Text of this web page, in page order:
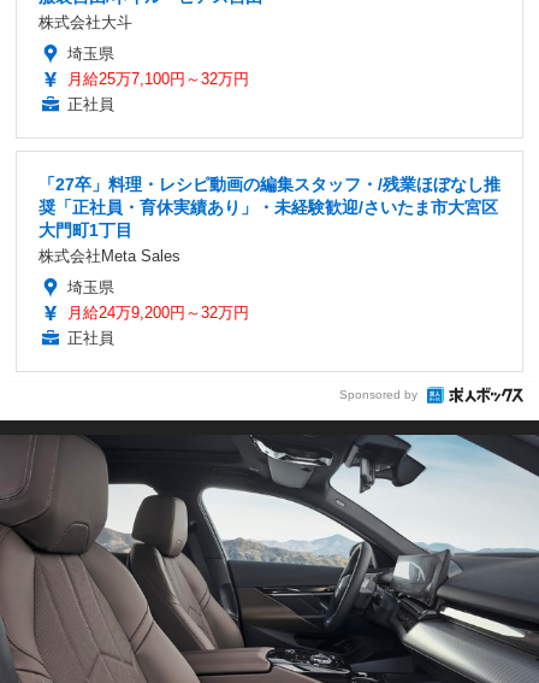
株式会社大斗
埼玉県
月給25万7,100円～32万円
正社員
「27卒」料理・レシピ動画の編集スタッフ・/残業ほぼなし推
奨「正社員・育休実績あり」・未経験歓迎/さいたま市大宮区
大門町1丁目
株式会社Meta Sales
埼玉県
月給24万9,200円～32万円
正社員
Sponsored by